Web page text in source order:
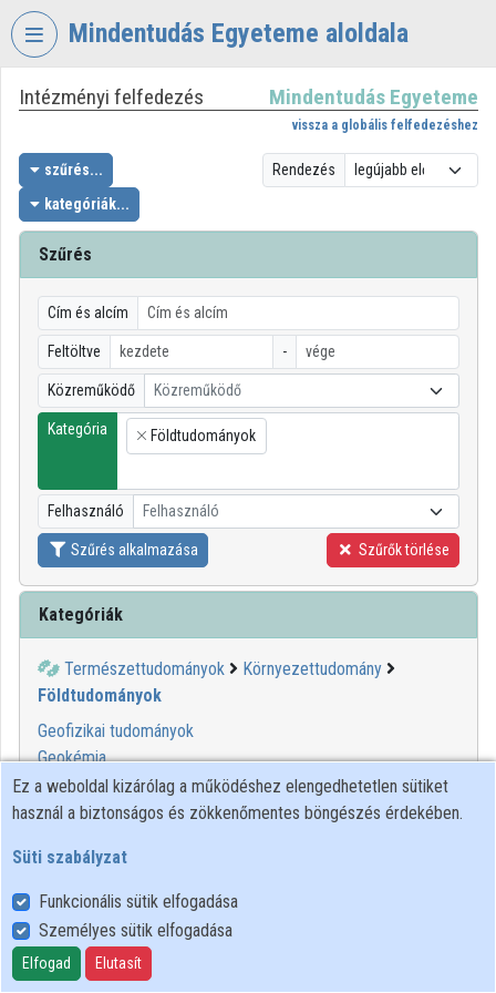
Fejléc kihagyása
Mindentudás Egyeteme aloldala
VIDEOTORIUM
MINDENTUDÁS
EGYETEME
Intézményi kezdőlap
Bejelentkezés
Intézményi felfedezés
Kategóriák
Intézményi listák
Közreműködők
Intézményi felfedezés Mindentudás Egyeteme
vissza a globális felfedezéshez
szűrés...
kategóriák...
Rendezés
Szűrés
Cím és alcím
Feltöltve -
Közreműködő Közreműködő
Kategória
×
Földtudományok
Felhasználó Felhasználó
Szűrés alkalmazása Szűrők törlése
Kategóriák
Természettudományok
Környezettudomány
Földtudományok
Geofizikai tudományok
Geokémia
Őslénytan
Talajmechanika
Természetföldrajz
00:04:36
Ez a weboldal kizárólag a működéshez elengedhetetlen sütiket
használ a biztonságos és zökkenőmentes böngészés érdekében.
Süti szabályzat
Funkcionális sütik elfogadása
Személyes sütik elfogadása
Elfogad Elutasít